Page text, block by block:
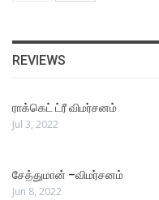
REVIEWS
ராக்கெட் ட்ரீ விமர்சனம்
Jul 3, 2022
சேத்துமான் –விமர்சனம்
Jun 8, 2022